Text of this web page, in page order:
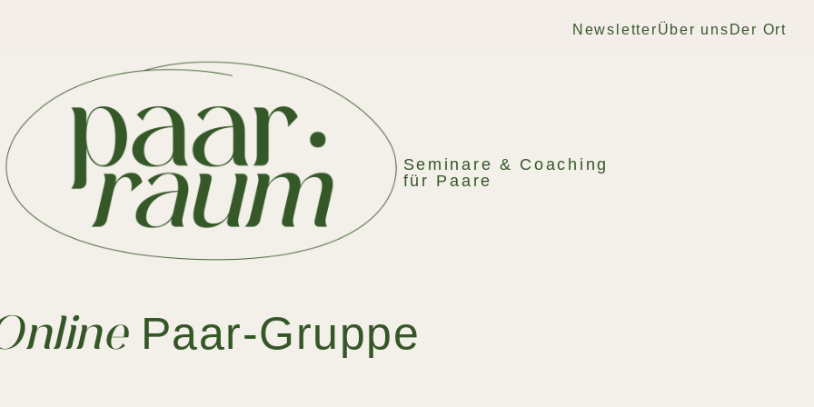
Seminare & Coaching
für Paare
NewsletterÜber uns Der Ort
Paar-Gruppe